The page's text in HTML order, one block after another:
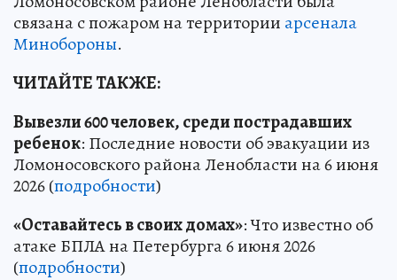
связана с пожаром на территории арсенала
Минобороны.
ЧИТАЙТЕ ТАКЖЕ:
Вывезли 600 человек, среди пострадавших
ребенок: Последние новости об эвакуации из
Ломоносовского района Ленобласти на 6 июня
2026 (подробности)
«Оставайтесь в своих домах»: Что известно об
атаке БПЛА на Петербурга 6 июня 2026
(подробности)